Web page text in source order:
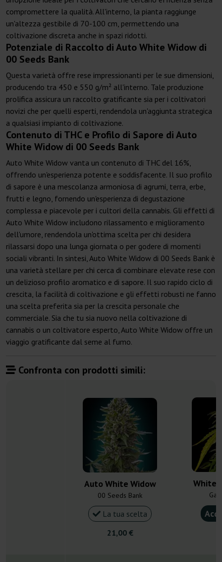
compromettere la qualità. All'interno, la pianta raggiunge
un'altezza gestibile di 70-100 cm, permettendo una
coltivazione discreta anche in spazi ridotti.
Potenziale di Raccolto di Auto White Widow di
00 Seeds Bank
Questa varietà offre rese impressionanti per le sue dimensioni,
producendo tra 450 e 550 g/m² all'interno. Tale produzione
prolifica assicura un raccolto gratificante sia per i coltivatori
novizi che per quelli esperti, rendendola un'aggiunta strategica
a qualsiasi impianto di coltivazione.
Contenuto di THC e Profilo di Sapore di Auto
White Widow di 00 Seeds Bank
Auto White Widow vanta un contenuto di THC del 16%,
offrendo un'esperienza potente e soddisfacente. Il suo profilo
di sapore è una mescolanza armoniosa di agrumi, terra, erbe,
frutti e legno, fornendo un'esperienza di degustazione
complessa e piacevole per i cultori della cannabis. Gli effetti di
Auto White Widow includono rilassamento e miglioramento
dell'umore, rendendola un'ottima scelta per chi desidera
rilassarsi dopo una lunga giornata o per godere di momenti
sociali vibranti. In sintesi, Auto White Widow di 00 Seeds Bank è
una varietà stellare per chi cerca di combinare elevate rese con
un delizioso profilo aromatico e di sapore. Il suo rapido ciclo di
crescita, la facilità di coltivazione e gli effetti robusti ne fanno
una scelta preferita sia per la crescita personale che
commerciale. Sia che tu sia nuovo nella coltivazione di
cannabis o un coltivatore esperto, Auto White Widow offre un
viaggio gratificante dal seme al fumo.
Confronta con prodotti simili:
Auto White Widow
00 Seeds Bank
La tua scelta
21,00 €
White